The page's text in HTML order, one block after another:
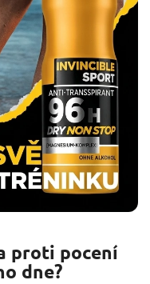
proti pocení
dne?